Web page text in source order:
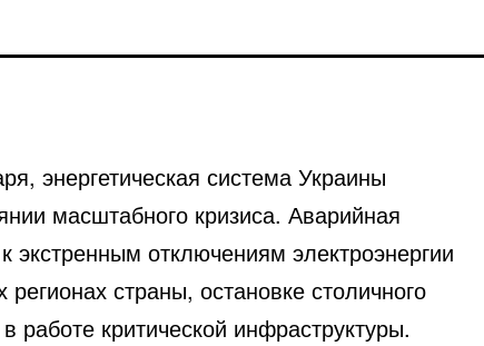
энергетическая система Украины
масштабного кризиса. Аварийная
экстренным отключениям электроэнергии
регионах страны, остановке столичного
работе критической инфраструктуры.